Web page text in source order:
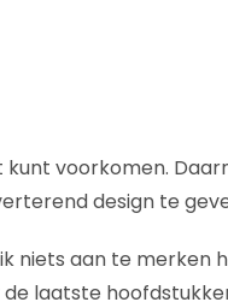
kunt voorkomen.
design te
niets aan te merken
laatste